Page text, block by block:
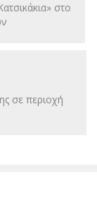
στο
σε περιοχή